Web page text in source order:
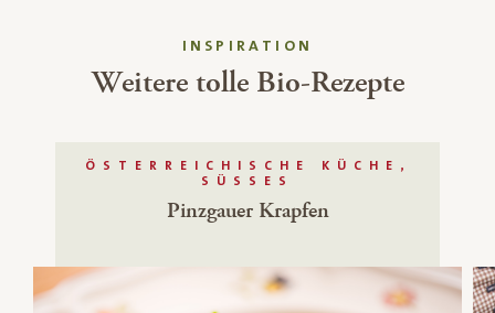
INSPIRATION
Weitere tolle Bio-Rezepte
ÖSTERREICHISCHE KÜCHE,
SÜSSES
Pinzgauer Krapfen